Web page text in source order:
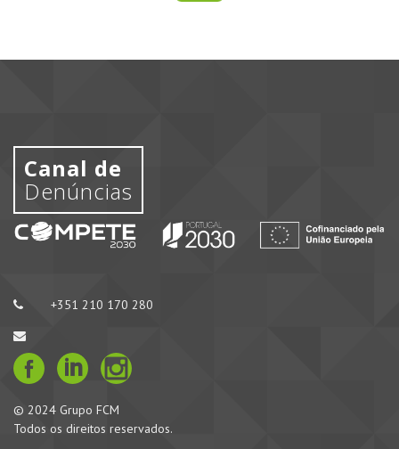
Canal de
Denúncias
+351 210 170 280
© 2024 Grupo FCM
Todos os direitos reservados.